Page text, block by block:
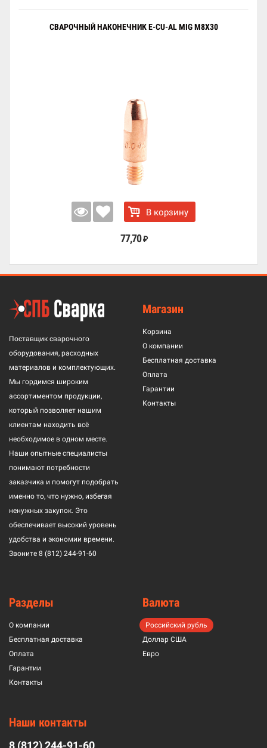
СВАРОЧНЫЙ НАКОНЕЧНИК E-CU-AL MIG M8X30
В корзину
77,70 ₽
Поставщик сварочного
оборудования, расходных
материалов и комплектующих.
Мы гордимся широким
ассортиментом продукции,
который позволяет нашим
клиентам находить всё
необходимое в одном месте.
Наши опытные специалисты
понимают потребности
заказчика и помогут подобрать
именно то, что нужно, избегая
ненужных закупок. Это
обеспечивает высокий уровень
удобства и экономии времени.
Звоните 8 (812) 244-91-60
Магазин
Корзина
О компании
Бесплатная доставка
Оплата
Гарантии
Контакты
Разделы
О компании
Бесплатная доставка
Оплата
Гарантии
Контакты
Валюта
Российский рубль
Доллар США
Евро
Наши контакты
8 (812) 244-91-60